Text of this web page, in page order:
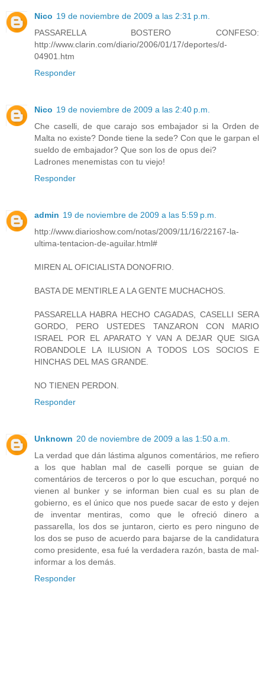
Nico 19 de noviembre de 2009 a las 2:31 p.m.
PASSARELLA BOSTERO CONFESO:
http://www.clarin.com/diario/2006/01/17/deportes/d-
04901.htm
Responder
Nico 19 de noviembre de 2009 a las 2:40 p.m.
Che caselli, de que carajo sos embajador si la Orden de
Malta no existe? Donde tiene la sede? Con que le garpan el
sueldo de embajador? Que son los de opus dei?
Ladrones menemistas con tu viejo!
Responder
admin 19 de noviembre de 2009 a las 5:59 p.m.
http://www.diarioshow.com/notas/2009/11/16/22167-la-
ultima-tentacion-de-aguilar.html#
MIREN AL OFICIALISTA DONOFRIO.
BASTA DE MENTIRLE A LA GENTE MUCHACHOS.
PASSARELLA HABRA HECHO CAGADAS, CASELLI SERA
GORDO, PERO USTEDES TANZARON CON MARIO
ISRAEL POR EL APARATO Y VAN A DEJAR QUE SIGA
ROBANDOLE LA ILUSION A TODOS LOS SOCIOS E
HINCHAS DEL MAS GRANDE.
NO TIENEN PERDON.
Responder
Unknown 20 de noviembre de 2009 a las 1:50 a.m.
La verdad que dán lástima algunos comentários, me refiero
a los que hablan mal de caselli porque se guian de
comentários de terceros o por lo que escuchan, porqué no
vienen al bunker y se informan bien cual es su plan de
gobierno, es el único que nos puede sacar de esto y dejen
de inventar mentiras, como que le ofreció dinero a
passarella, los dos se juntaron, cierto es pero ninguno de
los dos se puso de acuerdo para bajarse de la candidatura
como presidente, esa fué la verdadera razón, basta de mal-
informar a los demás.
Responder